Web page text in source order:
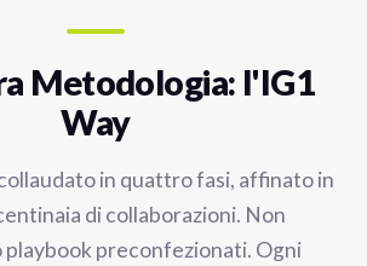
Metodologia: l'IG1
Way
in quattro fasi, affinato in
di collaborazioni. Non
playbook preconfezionati. Ogni